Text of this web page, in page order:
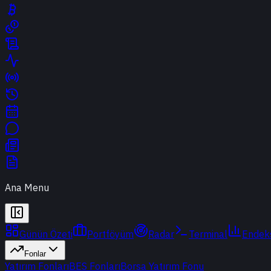
Ana Menu
Günün Özeti Portföyüm Radar Terminal
Fonlar
Yatırım FonlarıBES FonlarıBorsa Yatırım Fonu